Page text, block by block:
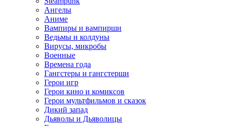
Ангелы
Аниме
Вампиры и вампирши
Ведьмы и колдуны
Вирусы, микробы
Военные
Времена года
Гангстеры и гангстерши
Герои игр
Герои кино и комиксов
Герои мультфильмов и сказок
Дикий запад
Дьяволы и Дьяволицы